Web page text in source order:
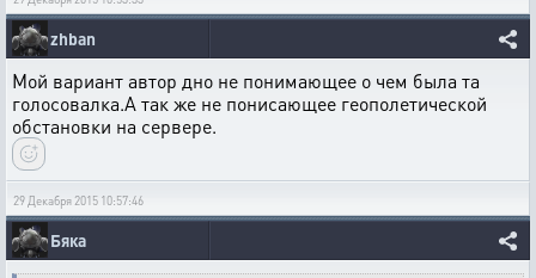
zhban
Мой вариант автор дно не понимающее о чем была та
голосовалка.А так же не понисающее геополетической
обстановки на сервере.
29 Декабря 2015 10:57:46
Бяка